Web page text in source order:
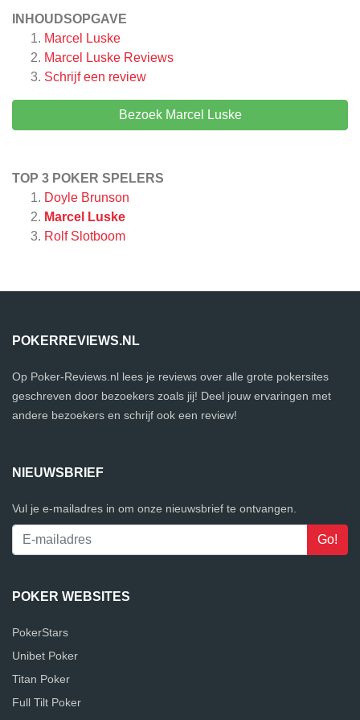
INHOUDSOPGAVE
Marcel Luske
Marcel Luske Reviews
Schrijf een review
Bezoek Marcel Luske
TOP 3 POKER SPELERS
Doyle Brunson
Marcel Luske
Rolf Slotboom
POKERREVIEWS.NL
Op Poker-Reviews.nl lees je reviews over alle grote pokersites
geschreven door bezoekers zoals jij! Deel jouw ervaringen met
andere bezoekers en schrijf ook een review!
NIEUWSBRIEF
Vul je e-mailadres in om onze nieuwsbrief te ontvangen.
POKER WEBSITES
PokerStars
Unibet Poker
Titan Poker
Full Tilt Poker